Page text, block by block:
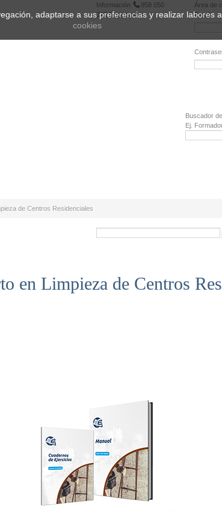
Información
958 050
222 Registrarse
Área de
Email:
Buscador
Ej.
de Centros Residenciales
en Limpieza de Centros
adaptarse a sus preferencias y realizar labores
cookies